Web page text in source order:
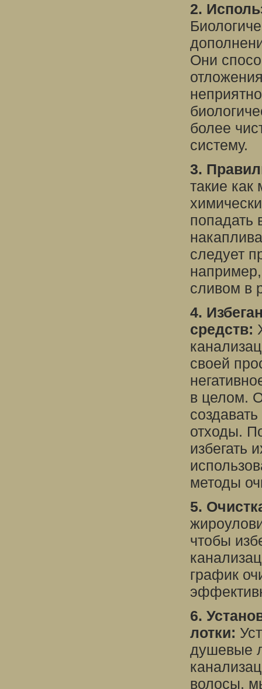
2.
Они
более
систему.
3.
такие
попадать
следует
сливом в
4.
средств:
своей
в целом.
отходы.
избегать
методы
5.
чтобы
график
6.
лотки:
душевые
волосы,